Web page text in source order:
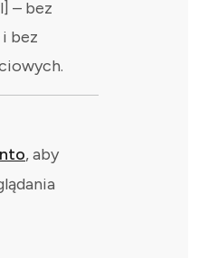
– bez
bez
, aby